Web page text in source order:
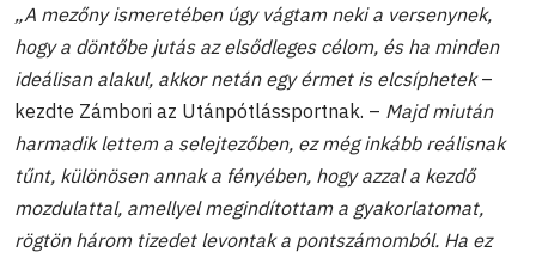
„A mezőny ismeretében úgy vágtam neki a versenynek,
hogy a döntőbe jutás az elsődleges célom, és ha minden
ideálisan alakul, akkor netán egy érmet is elcsíphetek–
kezdte Zámbori az Utánpótlássportnak. – Majd miután
harmadik lettem a selejtezőben, ez még inkább reálisnak
tűnt, különösen annak a fényében, hogy azzal a kezdő
mozdulattal, amellyel megindítottam a gyakorlatomat,
rögtön három tizedet levontak a pontszámomból. Ha ez